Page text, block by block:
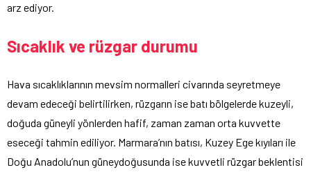
arz ediyor.
Sıcaklık ve rüzgar durumu
Hava sıcaklıklarının mevsim normalleri civarında seyretmeye
devam edeceği belirtilirken, rüzgarın ise batı bölgelerde kuzeyli,
doğuda güneyli yönlerden hafif, zaman zaman orta kuvvette
eseceği tahmin ediliyor. Marmara’nın batısı, Kuzey Ege kıyıları ile
Doğu Anadolu’nun güneydoğusunda ise kuvvetli rüzgar beklentisi